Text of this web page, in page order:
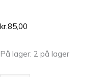
kr.85,00
På lager: 2 på lager